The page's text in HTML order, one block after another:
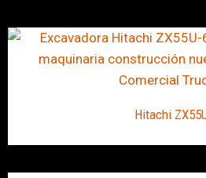
Hitachi